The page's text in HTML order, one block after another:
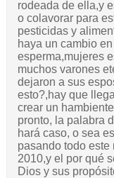
rodeada de ella,y
o colavorar para
pesticidas y
haya un cambio
esperma,mujeres
muchos varones
dejaron a sus
esto?,hay que
crear un
pronto, la palabra
hará caso, o sea
pasando todo
2010,y el por qué
Dios y sus